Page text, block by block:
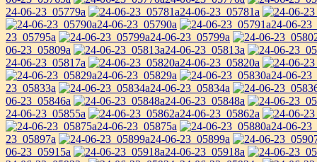
24-06-23_05779a
24-06-23_05781a
24-06-23_05790a
24-06-
23_05795a
24-06-23_05799a
06-23_05809a
24-06-23_05813a
24-06-23_05817a
24-06-23_05820a
24-06-23_05829a
24-06-
23_05833a
24-06-23_05834a
06-23_05846a
24-06-23_05848a
24-06-23_05855a
24-06-23_05862a
24-06-23_05875a
24-06-
23_05897a
24-06-23_05899a
06-23_05915a
24-06-23_05918a